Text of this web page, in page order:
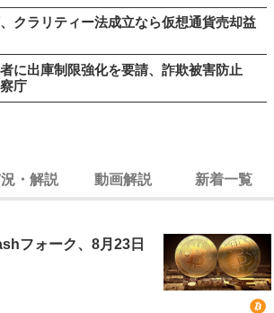
クラリティー法成立なら仮想通貨売却益
に出庫制限強化を要請、詐欺被害防止
庁
・解説 動画解説 新着一覧
フォーク、8月23日